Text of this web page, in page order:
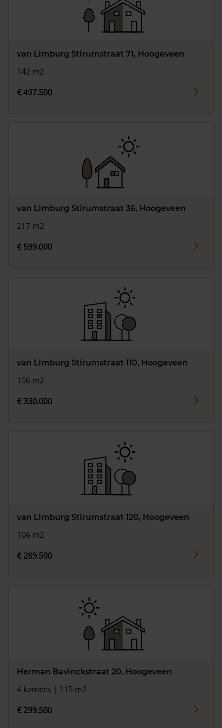
van Limburg Stirumstraat 71, Hoogeveen
142 m2
€ 497.500
van Limburg Stirumstraat 36, Hoogeveen
217 m2
€ 599.000
van Limburg Stirumstraat 110, Hoogeveen
106 m2
€ 330.000
van Limburg Stirumstraat 120, Hoogeveen
106 m2
€ 289.500
Herman Bavinckstraat 20, Hoogeveen
4 kamers | 115 m2
€ 299.500